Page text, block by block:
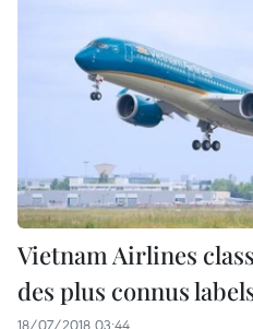
Vietnam Airlines
des plus connus
18/07/2018 03:44